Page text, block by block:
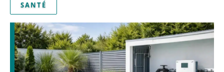
SANTÉ